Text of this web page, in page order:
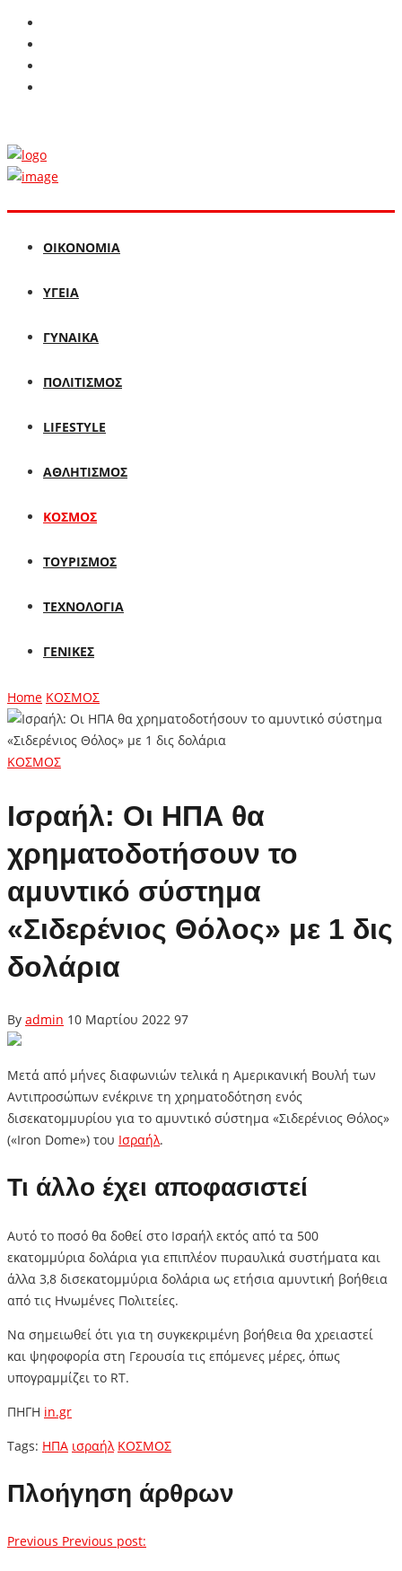
ΟΙΚΟΝΟΜΙΑ
ΥΓΕΙΑ
ΓΥΝΑΙΚΑ
ΠΟΛΙΤΙΣΜΟΣ
LIFESTYLE
ΑΘΛΗΤΙΣΜΟΣ
ΚΟΣΜΟΣ
ΤΟΥΡΙΣΜΟΣ
ΤΕΧΝΟΛΟΓΙΑ
ΓΕΝΙΚΕΣ
Home ΚΟΣΜΟΣ
ΚΟΣΜΟΣ
Ισραήλ: Οι ΗΠΑ θα
χρηματοδοτήσουν το
αμυντικό σύστημα
«Σιδερένιος Θόλος» με 1 δις
δολάρια
By admin 10 Μαρτίου 2022 97
Μετά από μήνες διαφωνιών τελικά η Αμερικανική Βουλή των
Αντιπροσώπων ενέκρινε τη χρηματοδότηση ενός
δισεκατομμυρίου για το αμυντικό σύστημα «Σιδερένιος Θόλος»
(«Iron Dome») του Ισραήλ.
Τι άλλο έχει αποφασιστεί
Αυτό το ποσό θα δοθεί στο Ισραήλ εκτός από τα 500
εκατομμύρια δολάρια για επιπλέον πυραυλικά συστήματα και
άλλα 3,8 δισεκατομμύρια δολάρια ως ετήσια αμυντική βοήθεια
από τις Ηνωμένες Πολιτείες.
Να σημειωθεί ότι για τη συγκεκριμένη βοήθεια θα χρειαστεί
και ψηφοφορία στη Γερουσία τις επόμενες μέρες, όπως
υπογραμμίζει το RT.
ΠΗΓΗ in.gr
Tags: ΗΠΑ ισραήλ ΚΟΣΜΟΣ
Πλοήγηση άρθρων
Previous Previous post: